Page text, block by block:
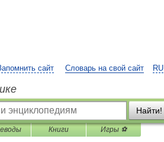
RU
сайт Словарь на свой сайт
Найти!
Книги Игры ⚽